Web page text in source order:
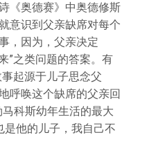
《奥德赛》中奥德修斯
意识到父亲缺席对每个
，因为，父亲决定
”之类问题的答案。有
起源于儿子思念父
呼唤这个缺席的父亲回
科斯幼年生活的最大
是他的儿子，我自己不